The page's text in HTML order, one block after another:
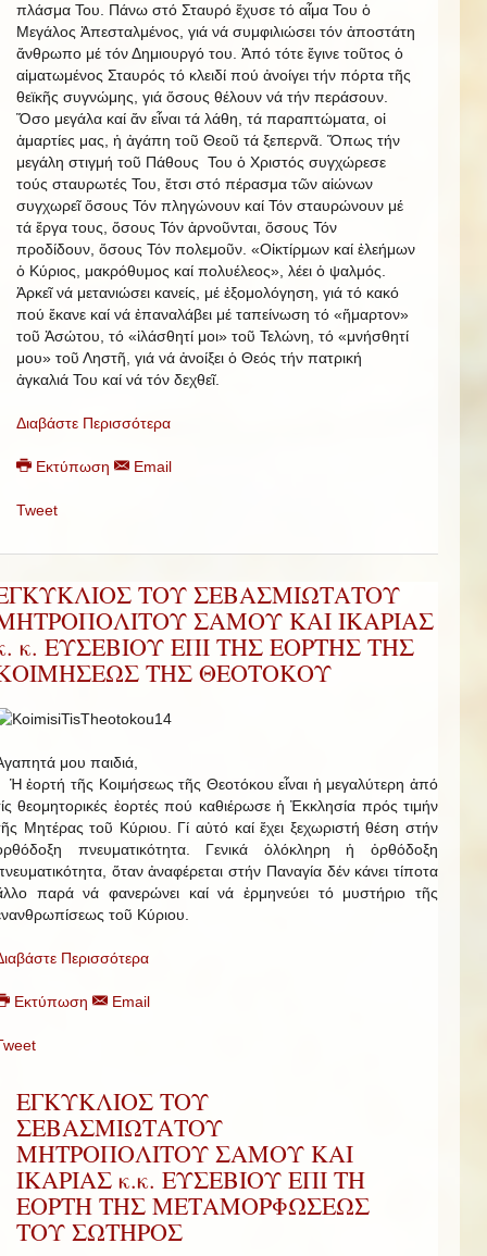
πλάσμα Του. Πάνω στό Σταυρό ἔχυσε τό αἷμα Του ὁ
Μεγάλος Ἀπεσταλμένος, γιά νά συμφιλιώσει τόν ἀποστάτη
ἄνθρωπο μέ τόν Δημιουργό του. Ἀπό τότε ἔγινε τοῦτος ὁ
αἱματωμένος Σταυρός τό κλειδί πού ἀνοίγει τήν πόρτα τῆς
θεϊκῆς συγνώμης, γιά ὅσους θέλουν νά τήν περάσουν.
Ὅσο μεγάλα καί ἄν εἶναι τά λάθη, τά παραπτώματα, οἱ
ἁμαρτίες μας, ἡ ἀγάπη τοῦ Θεοῦ τά ξεπερνᾶ. Ὅπως τήν
μεγάλη στιγμή τοῦ Πάθους Του ὁ Χριστός συγχώρεσε
τούς σταυρωτές Του, ἔτσι στό πέρασμα τῶν αἰώνων
συγχωρεῖ ὅσους Τόν πληγώνουν καί Τόν σταυρώνουν μέ
τά ἔργα τους, ὅσους Τόν ἀρνοῦνται, ὅσους Τόν
προδίδουν, ὅσους Τόν πολεμοῦν. «Οἰκτίρμων καί ἐλεήμων
ὁ Κύριος, μακρόθυμος καί πολυέλεος», λέει ὁ ψαλμός.
Ἀρκεῖ νά μετανιώσει κανείς, μέ ἐξομολόγηση, γιά τό κακό
πού ἔκανε καί νά ἐπαναλάβει μέ ταπείνωση τό «ἥμαρτον»
τοῦ Ἀσώτου, τό «ἱλάσθητί μοι» τοῦ Τελώνη, τό «μνήσθητί
μου» τοῦ Ληστῆ, γιά νά ἀνοίξει ὁ Θεός τήν πατρική
ἀγκαλιά Του καί νά τόν δεχθεῖ.
Διαβάστε Περισσότερα
Εκτύπωση Email
Tweet
ΤΟΥ ΣΕΒΑΣΜΙΩΤΑΤΟΥ
ΣΑΜΟΥ ΚΑΙ ΙΚΑΡΙΑΣ
κ. ΕΥΣΕΒΙΟΥ ΕΠΙ ΤΗΣ ΕΟΡΤΗΣ ΤΗΣ
ΤΗΣ ΘΕΟΤΟΚΟΥ
μου παιδιά,
ἑορτή τῆς Κοιμήσεως τῆς Θεοτόκου εἶναι ἡ μεγαλύτερη ἀπό
θεομητορικές ἑορτές πού καθιέρωσε ἡ Ἐκκλησία πρός τιμήν
Μητέρας τοῦ Κύριου. Γί αὐτό καί ἔχει ξεχωριστή θέση στήν
πνευματικότητα. Γενικά ὁλόκληρη ἡ ὀρθόδοξη
ὅταν ἀναφέρεται στήν Παναγία δέν κάνει τίποτα
παρά νά φανερώνει καί νά ἑρμηνεύει τό μυστήριο τῆς
τοῦ Κύριου.
Περισσότερα
Εκτύπωση Email
ΕΓΚΥΚΛΙΟΣ ΤΟΥ
ΣΕΒΑΣΜΙΩΤΑΤΟΥ
ΜΗΤΡΟΠΟΛΙΤΟΥ ΣΑΜΟΥ ΚΑΙ
ΙΚΑΡΙΑΣ κ.κ. ΕΥΣΕΒΙΟΥ ΕΠΙ ΤΗ
ΕΟΡΤΗ ΤΗΣ ΜΕΤΑΜΟΡΦΩΣΕΩΣ
ΤΟΥ ΣΩΤΗΡΟΣ